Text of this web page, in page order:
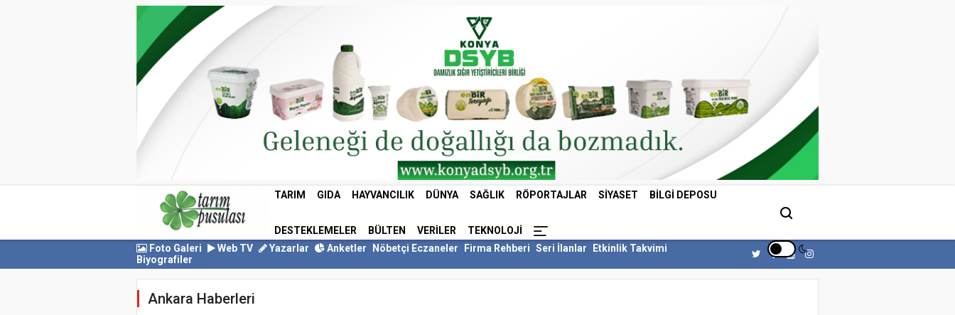
TARIM GIDA HAYVANCILIK DÜNYA SAĞLIK RÖPORTAJLAR SIYASET BILGI DEPOSU
DESTEKLEMELER BÜLTEN VERILER
TEKNOLOJI
Foto Galeri
Web TV Yazarlar Anketler Nöbetçi Eczaneler Firma Rehberi Seri İlanlar
Etkinlik Takvimi
Biyografiler
Ankara Haberleri